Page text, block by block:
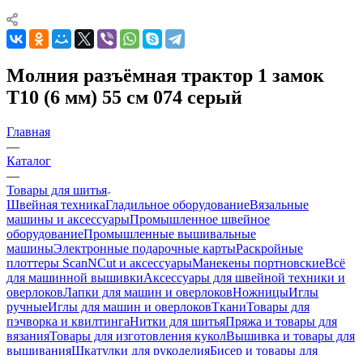
Молния разъёмная трактор 1 замок
Т10 (6 мм) 55 см 074 серый
Главная
—
Каталог
—
Товары для шитья
Швейная техникаГладильное оборудованиеВязальные
машины и аксессуарыПромышленное швейное
оборудованиеПромышленные вышивальные
машиныЭлектронные подарочные картыРаскройные
плоттеры ScanNCut и аксессуарыМанекены портновскиеВсё
для машинной вышивкиАксессуары для швейной техники и
оверлоковЛапки для машин и оверлоковНожницыИглы
ручныеИглы для машин и оверлоковТканиТовары для
пэчворка и квилтингаНитки для шитьяПряжа и товары для
вязанияТовары для изготовления куколВышивка и товары для
вышиванияШкатулки для рукоделияБисер и товары для